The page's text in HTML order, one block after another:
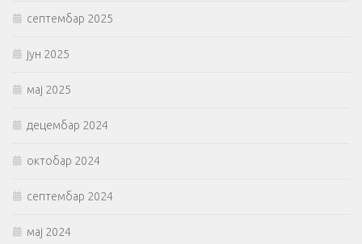
септембар 2025
јун 2025
мај 2025
децембар 2024
октобар 2024
септембар 2024
мај 2024